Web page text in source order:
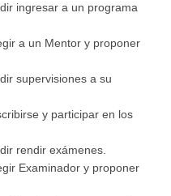
ingresar a un programa
a un Mentor y proponer
supervisiones a su
y participar en los
rendir exámenes.
Examinador y proponer